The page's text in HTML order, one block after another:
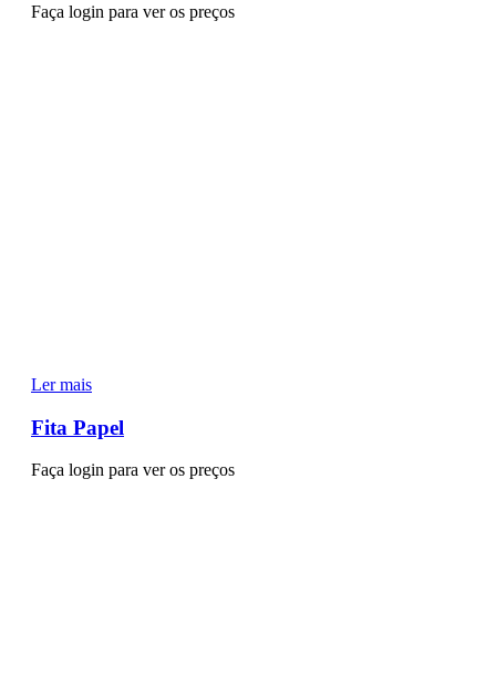
Faça login para ver os preços
Ler mais
Fita Papel
Faça login para ver os preços